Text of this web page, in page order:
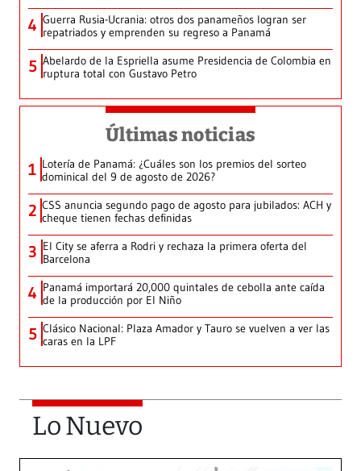
4 Guerra Rusia-Ucrania: otros dos panameños logran ser
repatriados y emprenden su regreso a Panamá
5 Abelardo de la Espriella asume Presidencia de Colombia en
ruptura total con Gustavo Petro
Últimas noticias
1 Lotería de Panamá: ¿Cuáles son los premios del sorteo
dominical del 9 de agosto de 2026?
2 CSS anuncia segundo pago de agosto para jubilados: ACH y
cheque tienen fechas definidas
3 El City se aferra a Rodri y rechaza la primera oferta del
Barcelona
4 Panamá importará 20,000 quintales de cebolla ante caída
de la producción por El Niño
5 Clásico Nacional: Plaza Amador y Tauro se vuelven a ver las
caras en la LPF
Lo Nuevo